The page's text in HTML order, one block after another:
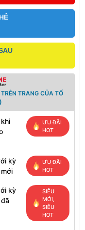
TRANG CỦA TỔ
ƯU ĐÃI
HOT
kỳ
ƯU ĐÃI
HOT
kỳ
SIÊU
MỚI,
SIÊU
HOT